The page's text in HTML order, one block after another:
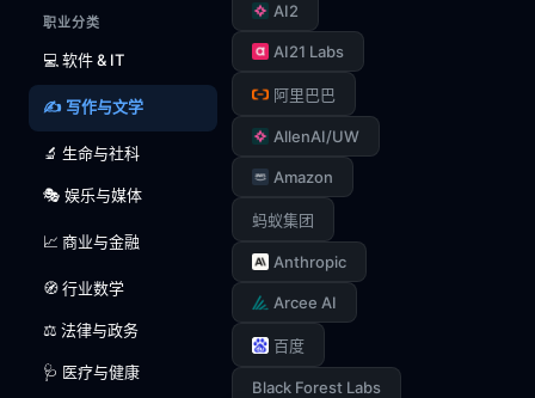
职业分类
💻 软件 & IT
✍️ 写作与文学
🔬 生命与社科
🎭 娱乐与媒体
📈 商业与金融
🧭 行业数学
⚖️ 法律与政务
🩺 医疗与健康
AI2
AI21 Labs
阿里巴巴
AllenAI/UW
Amazon
蚂蚁集团
Anthropic
Arcee AI
百度
Black Forest Labs